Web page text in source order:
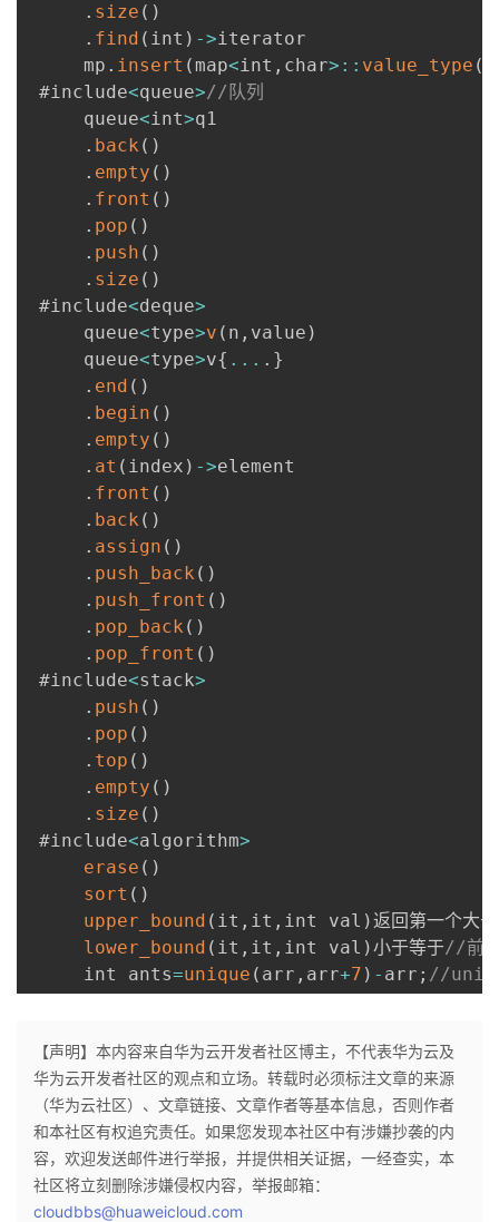
的
我
验
收
. size ( )
. find ( int ) ->iterator
     mp
. insert ( map<int , char> : : value_type (
#include<queue>//队列
     queue
<int>q1
. back ( )
. empty ( )
. front ( )
. pop ( )
. push ( )
. size ( )
#include<deque>
     queue
<type>v ( n , value )
     queue
<type>v{ ... . }
. end ( )
. begin ( )
. empty ( )
. at ( index ) ->element
. front ( )
. back ( )
. assign ( )
. push_back ( )
. push_front ( )
. pop_back ( )
. pop_front ( )
#include<stack>
. push ( )
. pop ( )
. top ( )
. empty ( )
. size ( )
#include<algorithm>
erase ( )
sort ( )
upper_bound ( it , it , int val )返回第一个大
lower_bound ( it , it , int val )小于等于//前
     int ants
=unique ( arr , arr+7 ) - arr ; //
【声明】本内容来自华为云开发者社区博主，不代表华为云及
华为云开发者社区的观点和立场。转载时必须标注文章的来源
（华为云社区）、文章链接、文章作者等基本信息，否则作者
和本社区有权追究责任。如果您发现本社区中有涉嫌抄袭的内
容，欢迎发送邮件进行举报，并提供相关证据，一经查实，本
社区将立刻删除涉嫌侵权内容，举报邮箱：
cloudbbs@huaweicloud.com